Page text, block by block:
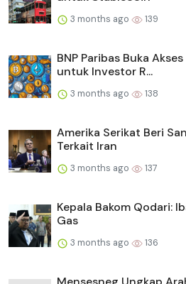
3 months ago 139
BNP Paribas Buka
untuk Investor R...
3 months ago 138
Amerika Serikat Beri
Terkait Iran
3 months ago 137
Kepala Bakom Qodari:
Gas
3 months ago 136